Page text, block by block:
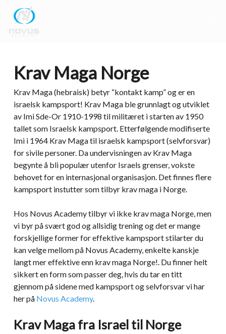
Krav Maga Norge
Krav Maga (hebraisk) betyr “kontakt kamp” og er en
israelsk kampsport! Krav Maga ble grunnlagt og utviklet
av Imi Sde-Or 1910-1998 til militæret i starten av 1950
tallet som Israelsk kampsport. Etterfølgende modifiserte
Imi i 1964 Krav Maga til israelsk kampsport (selvforsvar)
for sivile personer. Da undervisningen av Krav Maga
begynte å bli populær utenfor Israels grenser, vokste
behovet for en internasjonal organisasjon. Det finnes flere
kampsport instutter som tilbyr krav maga i Norge.
Hos Novus Academy tilbyr vi ikke krav maga Norge, men
vi byr på svært god og allsidig trening og det er mange
forskjellige former for effektive kampsport stilarter du
kan velge mellom på Novus Academy, enkelte kanskje
langt mer effektive enn krav maga Norge!. Du finner helt
sikkert en form som passer deg, hvis du tar en titt
gjennom på sidene med kampsport og selvforsvar vi har
her på Novus Academy.
Krav Maga fra Israel til Norge